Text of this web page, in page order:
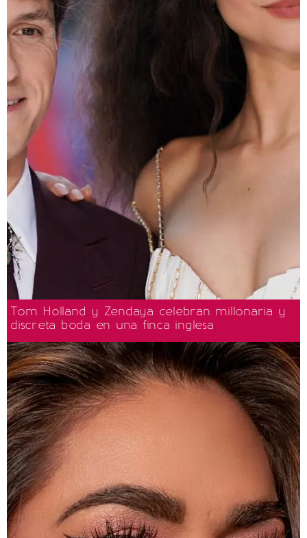
Tom Holland y Zendaya celebran millonaria y
discreta boda en una finca inglesa